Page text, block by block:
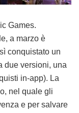
Games.
a marzo è
conquistato un
due versioni, una
in-app). La
nel quale gli
e per salvare